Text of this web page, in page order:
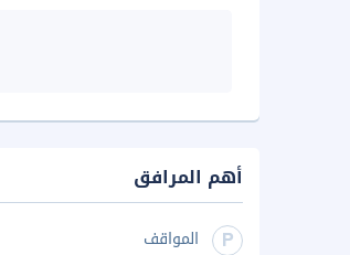
أهم المرافق
المواقف